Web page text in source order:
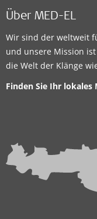
Über MED-EL
Wir sind der weltweit
und unsere Mission
die Welt der Klänge
Finden Sie Ihr lokales